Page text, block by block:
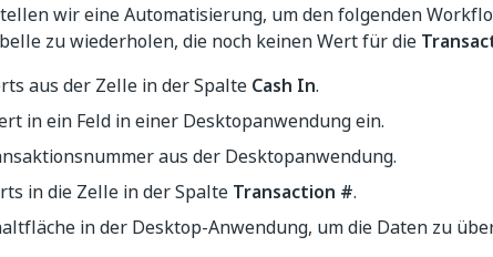
wir eine Automatisierung, um den folgenden
zu wiederholen, die noch keinen Wert für die
aus der Zelle in der Spalte Cash In.
in ein Feld in einer Desktopanwendung ein.
aus der Desktopanwendung.
in die Zelle in der Spalte Transaction #.
in der Desktop-Anwendung, um die Daten zu